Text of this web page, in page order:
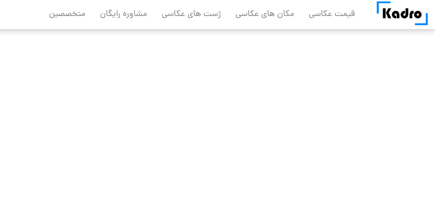
content
قیمت عکاسی مکان های عکاسی ژست های عکاسی مشاوره رایگان متخصصین